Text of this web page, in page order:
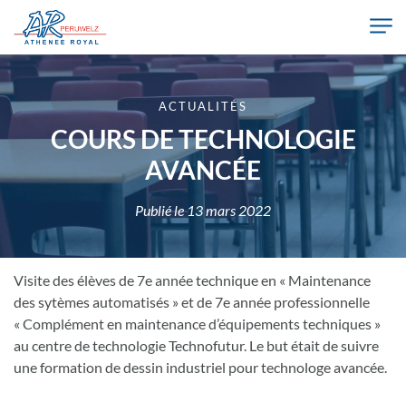
Skip to main content
Athénée Royal de Péruwelz
ACTUALITÉS
COURS DE TECHNOLOGIE
AVANCÉE
Publié le13 mars 2022
Visite des élèves de 7e année technique en « Maintenance
des sytèmes automatisés » et de 7e année professionnelle
« Complément en maintenance d’équipements techniques »
au centre de technologie Technofutur. Le but était de suivre
une formation de dessin industriel pour technologe avancée.